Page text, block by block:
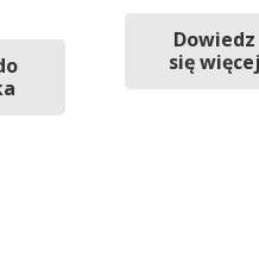
Dowiedz
się więcej